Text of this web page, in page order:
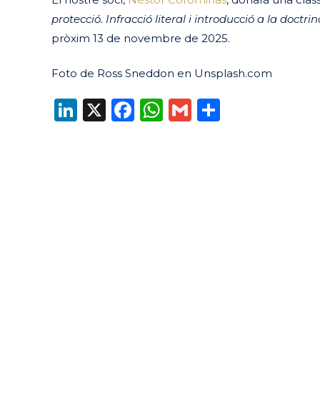
protecció. Infracció literal i introducció a la
pròxim 13 de novembre de 2025.
Foto de Ross Sneddon en Unsplash.com
LinkedIn
X Facebook
WhatsApp
Gmail